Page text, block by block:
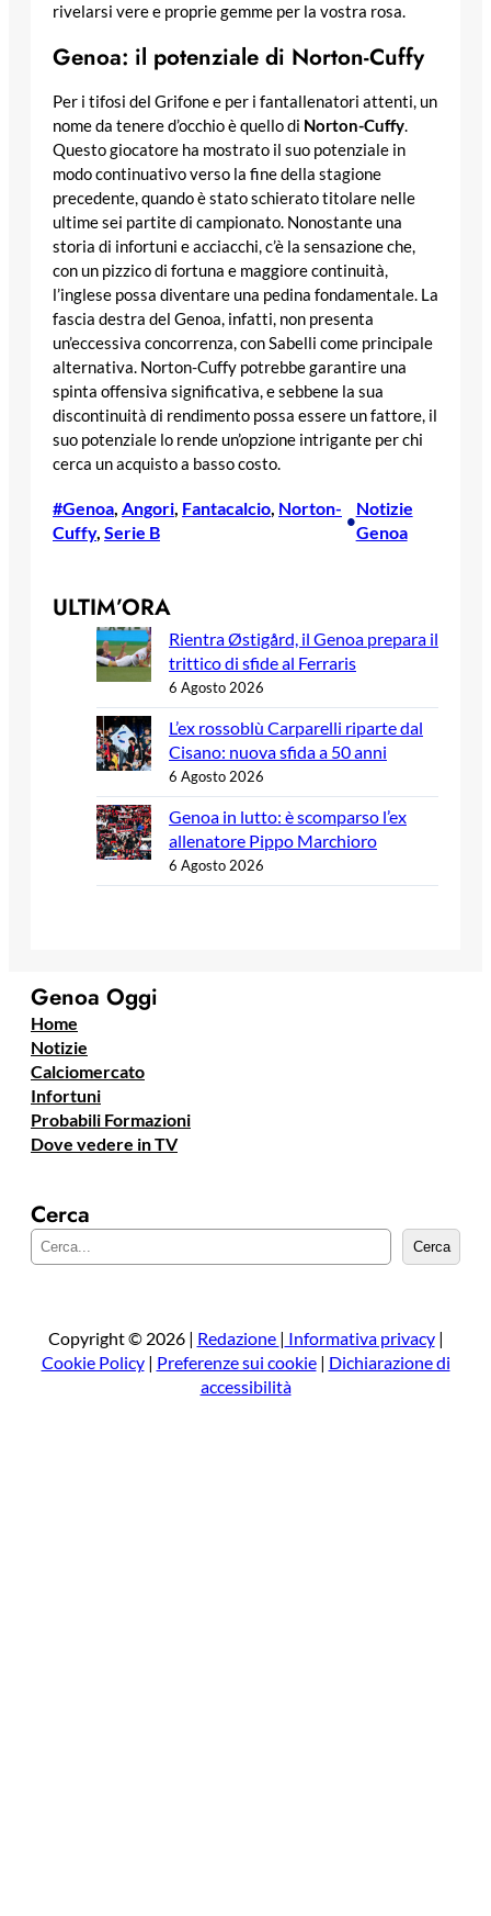
rivelarsi vere e proprie gemme per la vostra rosa.
Genoa: il potenziale di Norton-Cuffy
Per i tifosi del Grifone e per i fantallenatori attenti, un
nome da tenere d’occhio è quello di Norton-Cuffy.
Questo giocatore ha mostrato il suo potenziale in
modo continuativo verso la fine della stagione
precedente, quando è stato schierato titolare nelle
ultime sei partite di campionato. Nonostante una
storia di infortuni e acciacchi, c’è la sensazione che,
con un pizzico di fortuna e maggiore continuità,
l’inglese possa diventare una pedina fondamentale. La
fascia destra del Genoa, infatti, non presenta
un’eccessiva concorrenza, con Sabelli come principale
alternativa. Norton-Cuffy potrebbe garantire una
spinta offensiva significativa, e sebbene la sua
discontinuità di rendimento possa essere un fattore, il
suo potenziale lo rende un’opzione intrigante per chi
cerca un acquisto a basso costo.
#Genoa, Angori, Fantacalcio, Norton-
Cuffy, Serie B
•
Notizie
Genoa
ULTIM’ORA
Rientra Østigård, il Genoa prepara il
trittico di sfide al Ferraris
6 Agosto 2026
L’ex rossoblù Carparelli riparte dal
Cisano: nuova sfida a 50 anni
6 Agosto 2026
Genoa in lutto: è scomparso l’ex
allenatore Pippo Marchioro
6 Agosto 2026
Genoa Oggi
Home
Notizie
Calciomercato
Infortuni
Probabili Formazioni
Dove vedere in TV
Cerca
e
a
Cerca
Copyright © 2026 | Redazione | Informativa privacy|
Cookie Policy| Preferenze sui cookie| Dichiarazione di
accessibilità